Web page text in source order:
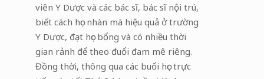
viên Y Dược và các bác sĩ, bác sĩ nội trú,
biết cách học nhàn mà hiệu quả ở trường
Y Dược, đạt học bổng và có nhiều thời
gian rảnh để theo đuổi đam mê riêng.
Đồng thời, thông qua các buổi học trực